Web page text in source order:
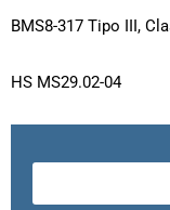
BMS8-317 Tipo III,
HS MS29.02-04